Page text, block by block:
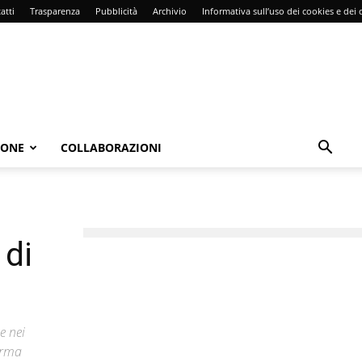
Trasparenza Pubblicità Archivio Informativa sull’uso dei cookies e dei
COLLABORAZIONI
nei